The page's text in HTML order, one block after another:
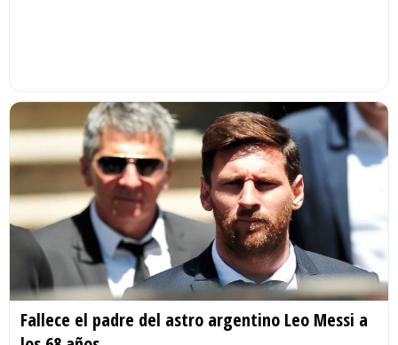
Fallece el padre del astro argentino Leo Messi a